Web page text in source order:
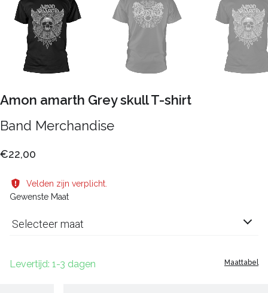
Amon amarth Grey skull T-shirt
Band Merchandise
€22,00
Velden zijn verplicht.
Gewenste Maat
Selecteer maat
Maattabel
Levertijd: 1-3 dagen